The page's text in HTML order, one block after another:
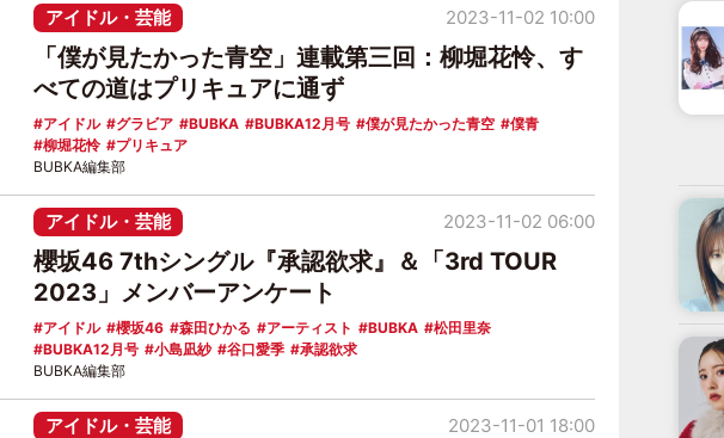
アイドル・芸能
「僕が見たかった青空」連載第三回：柳堀花怜、す
べての道はプリキュアに通ず
アイドル グラビア BUBKA BUBKA12月号 僕が見たかった青空
僕青
柳堀花怜
プリキュア
2023-11-02 10:00
BUBKA編集部
アイドル・芸能
櫻坂46 7thシングル『承認欲求』＆「3rd TOUR
2023」メンバーアンケート
アイドル 櫻坂46 森田ひかる アーティスト BUBKA
松田里奈
BUBKA12月号
小島凪紗 谷口愛季 承認欲求
2023-11-02 06:00
BUBKA編集部
アイドル・芸能 2023-11-01 18:00